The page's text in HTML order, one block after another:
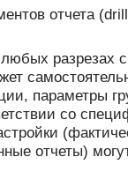
отчета
разрезах
параметры
со
отчеты)